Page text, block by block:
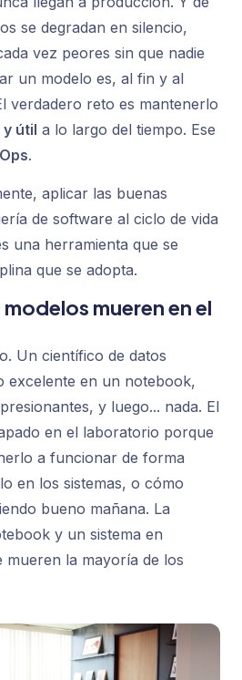
se degradan en silencio,
vez peores sin que nadie
un modelo es, al fin y al
verdadero reto es mantenerlo
útil a lo largo del tiempo. Ese
.
aplicar las buenas
de software al ciclo de vida
una herramienta que se
que se adopta.
mueren en el
Un científico de datos
excelente en un notebook,
y luego... nada. El
en el laboratorio porque
a funcionar de forma
en los sistemas, o cómo
bueno mañana. La
y un sistema en
mueren la mayoría de los